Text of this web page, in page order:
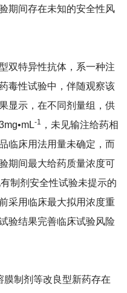
期间存在未知的安全性风
双特异性抗体，系一种注
毒性试验中，伴随观察该
显示，在不同剂量组，供
-1 ，未见输注给药相
临床用法用量未确定，而
期间最大给药质量浓度可
有制剂安全性试验未提示的
采用临床最大拟用浓度重
验结果完善临床试验风险
膜制剂等改良型新药存在